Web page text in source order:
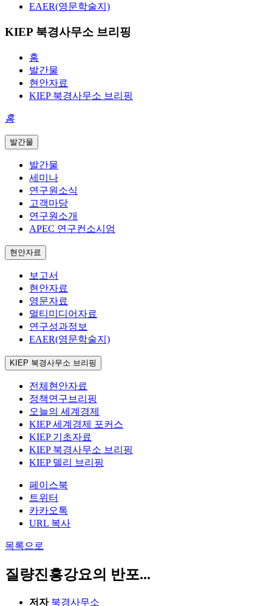
EAER(영문학술지)
KIEP 북경사무소 브리핑
홈
발간물
현안자료
KIEP 북경사무소 브리핑
홈
발간물
발간물
세미나
연구원소식
고객마당
연구원소개
APEC 연구컨소시엄
현안자료
보고서
현안자료
영문자료
멀티미디어자료
연구성과정보
EAER(영문학술지)
KIEP 북경사무소 브리핑
전체현안자료
정책연구브리핑
오늘의 세계경제
KIEP 세계경제 포커스
KIEP 기초자료
KIEP 북경사무소 브리핑
KIEP 델리 브리핑
페이스북
트위터
카카오톡
URL 복사
목록으로
질량진흥강요의 반포...
저자 북경사무소